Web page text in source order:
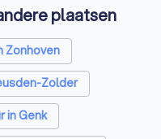
plaatsen
Zonhoven
Zolder
in Genk